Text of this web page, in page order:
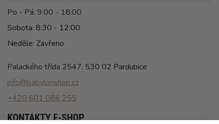
Po - Pá: 9:00 - 18:00
Sobota: 8:30 - 12:00
Neděle: Zavřeno
Palackého třída 2547, 530 02 Pardubice
info@babylonshop.cz
+420 601 086 255
KONTAKTY E-SHOP